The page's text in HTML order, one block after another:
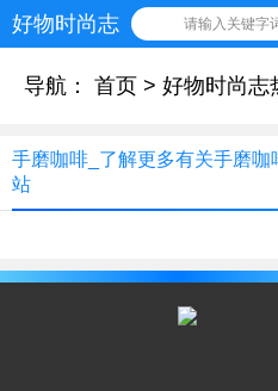
好物时尚志 请输入关键字
导航： 首页 > 好物时尚志
手磨咖啡_了解更多有关手磨
站